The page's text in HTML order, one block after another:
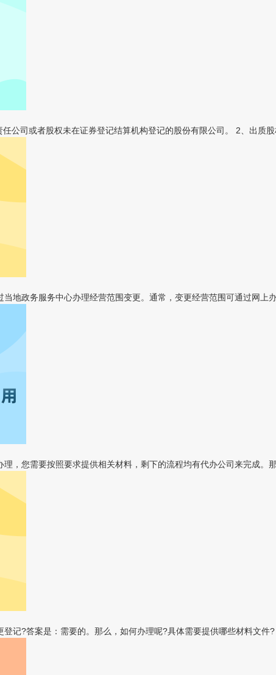
公司或者股权未在证券登记结算机构登记的股份有限公司。 2、出质
地政务服务中心办理经营范围变更。通常，变更经营范围可通过网上
，您需要按照要求提供相关材料，剩下的流程均有代办公司来完成。
记?答案是：需要的。那么，如何办理呢?具体需要提供哪些材料文件?